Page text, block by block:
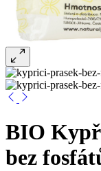
BIO
bez